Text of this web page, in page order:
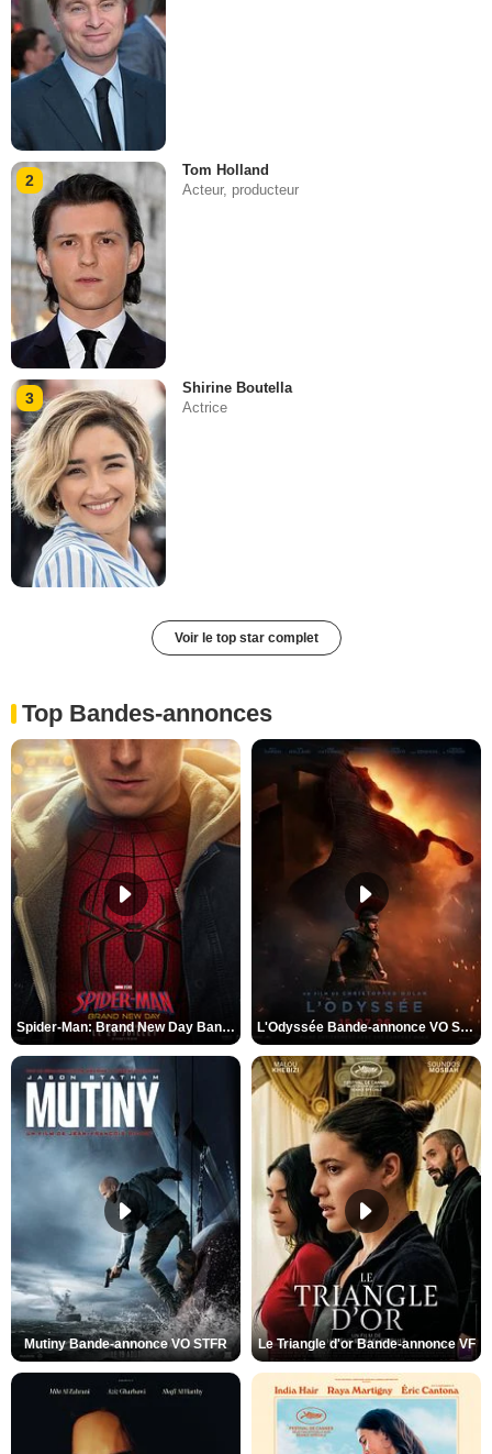
2
Tom Holland
Acteur, producteur
3
Shirine Boutella
Actrice
Voir le top star complet
Top Bandes-annonces
Spider-Man: Brand New Day Bande-annonce VO STFR L'Odyssée Bande-annonce VO STFR
Mutiny Bande-annonce VO STFR Le Triangle d'or Bande-annonce VF